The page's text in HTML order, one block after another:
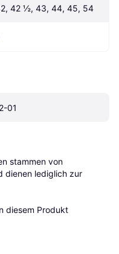
42 ½, 43, 44, 45, 54
01
stammen von
dienen lediglich zur
diesem Produkt